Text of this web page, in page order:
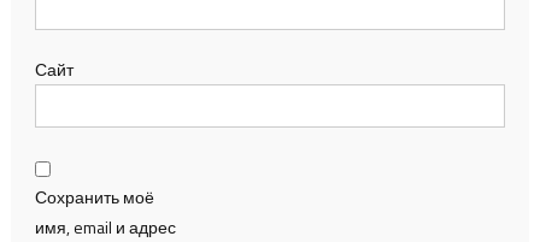
Сайт
Сохранить моё
имя, email и адрес